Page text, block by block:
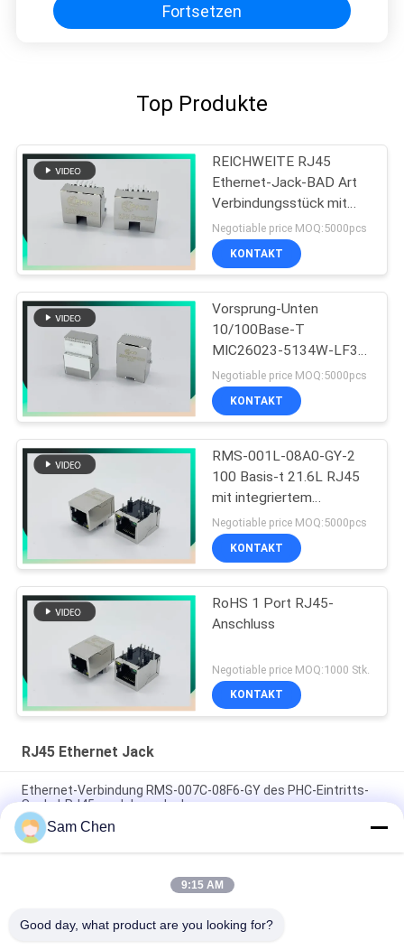
Fortsetzen
Top Produkte
REICHWEITE RJ45
Ethernet-Jack-BAD Art
Verbindungsstück mit
Offsetart LED 8P8C mit
Clipn
Negotiable price MOQ:5000pcs
KONTAKT
Vorsprung-Unten
10/100Base-T
MIC26023-5134W-LF3
PHCONN SMTs RJ45
Verbindungsstück-1x1
Negotiable price MOQ:5000pcs
KONTAKT
RMS-001L-08A0-GY-2
100 Basis-t 21.6L RJ45
mit integriertem
Magnetics mit G/Y LED
Negotiable price MOQ:5000pcs
KONTAKT
RoHS 1 Port RJ45-
Anschluss
Negotiable price MOQ:1000 Stk.
KONTAKT
RJ45 Ethernet Jack
Ethernet-Verbindung RMS-007C-08F6-GY des PHC-Eintritts-
Sockel-RJ45 modularer Jack
Magnetisches RJ45 Ethernet Jack RMA-392G-160F13-22 2 x 8
Hafen PBT
Hafen des Netz-RJ45 8P8C sondern Hafen eine 180 Grad-
Sam Chen
9:15 AM
Good day, what product are you looking for?